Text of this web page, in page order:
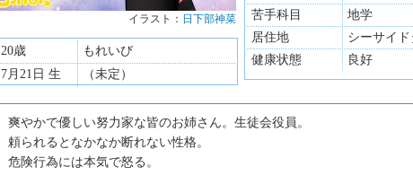
イラスト： 日下部神菜
20歳
もれいび
7月21日 生
（未定）
苦手科目
地学
居住地
シーサイド
健康状態
良好
爽やかで優しい努力家な皆のお姉さん。生徒会役員。
頼られるとなかなか断れない性格。
危険行為には本気で怒る。